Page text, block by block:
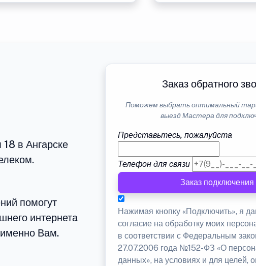
в Ангарске
помогут
интернета
именно Вам.
Заказ обратного
Поможем выбрать оптимальный
выезд Мастера для
Представьтесь, пожалуйста
Телефон для связи
Заказ подключения
Нажимая кнопку «Подключить», я
согласие на обработку моих
в соответствии с Федеральным
27.07.2006 года №152-ФЗ «О
данных», на условиях и для целей,